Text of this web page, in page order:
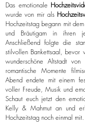
Das emotionale
wurde von mir als
Hochzeitstag begann mit
und Bräutigam in ihren
Anschließend folgte die
stilvollen Bankettsaal, bevor
wunderschöne Altstadt von
romantische Momente
Abend endete mit einem
voller Freude, Musik und
Schaut euch jetzt den
Kelly & Mahmut an und
Hochzeitstag noch einmal